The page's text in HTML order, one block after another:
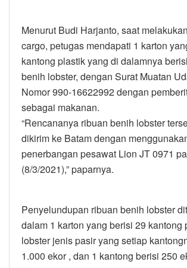
Menurut Budi Harjanto, saat
cargo, petugas mendapati 1 karton
kantong plastik yang di dalamnya
benih lobster, dengan Surat Muatan
Nomor 990-16622992 dengan
sebagai makanan.
“Rencananya ribuan benih lobster
dikirim ke Batam dengan
penerbangan pesawat Lion JT 0971
(8/3/2021),” paparnya.
Penyelundupan ribuan benih lobster
dalam 1 karton yang berisi 29 kantong
lobster jenis pasir yang setiap
1.000 ekor , dan 1 kantong berisi 250